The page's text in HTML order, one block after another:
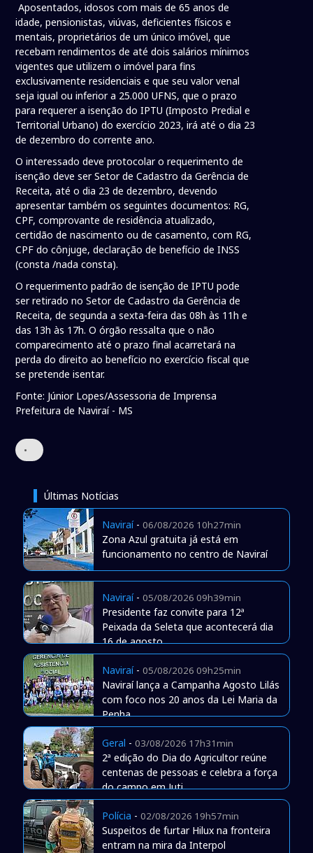
Aposentados, idosos com mais de 65 anos de
idade, pensionistas, viúvas, deficientes físicos e
mentais, proprietários de um único imóvel, que
recebam rendimentos de até dois salários mínimos
vigentes que utilizem o imóvel para fins
exclusivamente residenciais e que seu valor venal
seja igual ou inferior a 25.000 UFNS, que o prazo
para requerer a isenção do IPTU (Imposto Predial e
Territorial Urbano) do exercício 2023, irá até o dia 23
de dezembro do corrente ano.
O interessado deve protocolar o requerimento de
isenção deve ser Setor de Cadastro da Gerência de
Receita, até o dia 23 de dezembro, devendo
apresentar também os seguintes documentos: RG,
CPF, comprovante de residência atualizado,
certidão de nascimento ou de casamento, com RG,
CPF do cônjuge, declaração de benefício de INSS
(consta /nada consta).
O requerimento padrão de isenção de IPTU pode
ser retirado no Setor de Cadastro da Gerência de
Receita, de segunda a sexta-feira das 08h às 11h e
das 13h às 17h. O órgão ressalta que o não
comparecimento até o prazo final acarretará na
perda do direito ao benefício no exercício fiscal que
se pretende isentar.
Fonte: Júnior Lopes/Assessoria de Imprensa
Prefeitura de Naviraí - MS
•
Últimas Notícias
Naviraí- 06/08/2026 10h27min
Zona Azul gratuita já está em
funcionamento no centro de Naviraí
Naviraí- 05/08/2026 09h39min
Presidente faz convite para 12ª
Peixada da Seleta que acontecerá dia
16 de agosto
Naviraí- 05/08/2026 09h25min
Naviraí lança a Campanha Agosto Lilás
com foco nos 20 anos da Lei Maria da
Penha
Geral - 03/08/2026 17h31min
2ª edição do Dia do Agricultor reúne
centenas de pessoas e celebra a força
do campo em Juti
Polícia - 02/08/2026 19h57min
Suspeitos de furtar Hilux na fronteira
entram na mira da Interpol